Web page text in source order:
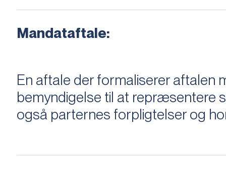
Mandataftale:
En aftale der formaliserer
bemyndigelse til at repræsentere
også parternes forpligtelser og